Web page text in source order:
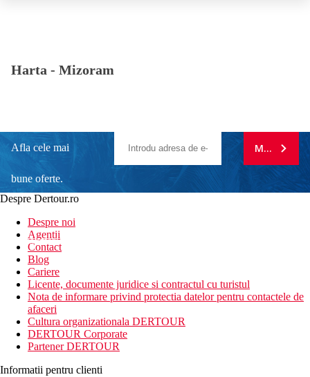
Harta - Mizoram
Afla cele mai
bune oferte.
newsletter!
MA
Despre Dertour.ro
Despre noi
Agentii
Contact
Blog
Cariere
Licente, documente juridice si contractul cu turistul
Nota de informare privind protectia datelor pentru contactele de
afaceri
Cultura organizationala DERTOUR
DERTOUR Corporate
Partener DERTOUR
Informatii pentru clienti